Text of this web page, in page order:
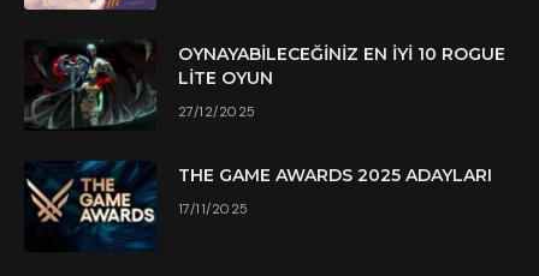
OYNAYABILECEĞINIZ EN İYI 10 ROGUE
LITE OYUN
27/12/2025
THE GAME AWARDS 2025 ADAYLARI
17/11/2025